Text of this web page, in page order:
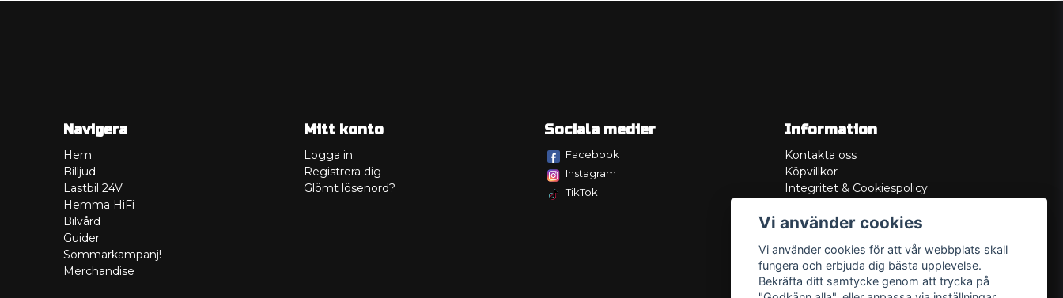
Navigera
Hem
Billjud
Lastbil 24V
Hemma HiFi
Bilvård
Guider
Sommarkampanj!
Merchandise
Mitt konto
Logga in
Registrera dig
Glömt lösenord?
Sociala medier
Facebook
Instagram
TikTok
Information
Kontakta oss
Köpvillkor
Integritet & Cookiespolicy
Service/Garanti
Lådritning
Om oss
Vi använder cookies
Vi använder cookies för att vår webbplats skall
fungera och erbjuda dig bästa upplevelse.
Bekräfta ditt samtycke genom att trycka på